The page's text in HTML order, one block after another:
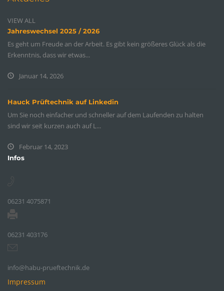
VIEW ALL
Jahreswechsel 2025 / 2026
Es geht um Freude an der Arbeit. Es gibt kein größeres Glück als die
Erkenntnis, dass wir etwas...
Januar 14, 2026
Hauck Prüftechnik auf Linkedin
Um Sie noch einfacher und schneller auf dem Laufenden zu halten
sind wir seit kurzen auch auf L...
Februar 14, 2023
Infos
06231 4075871
06231 403176
info@habu-prueftechnik.de
Impressum